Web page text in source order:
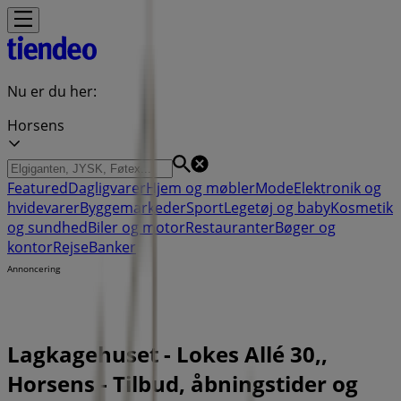
Nu er du her:
Horsens
FeaturedDagligvarerHjem og møblerModeElektronik og
hvidevarerByggemarkederSportLegetøj og babyKosmetik
og sundhedBiler og motorRestauranterBøger og
kontorRejseBanker
Annoncering
Lagkagehuset - Lokes Allé 30,,
Horsens - Tilbud, åbningstider og